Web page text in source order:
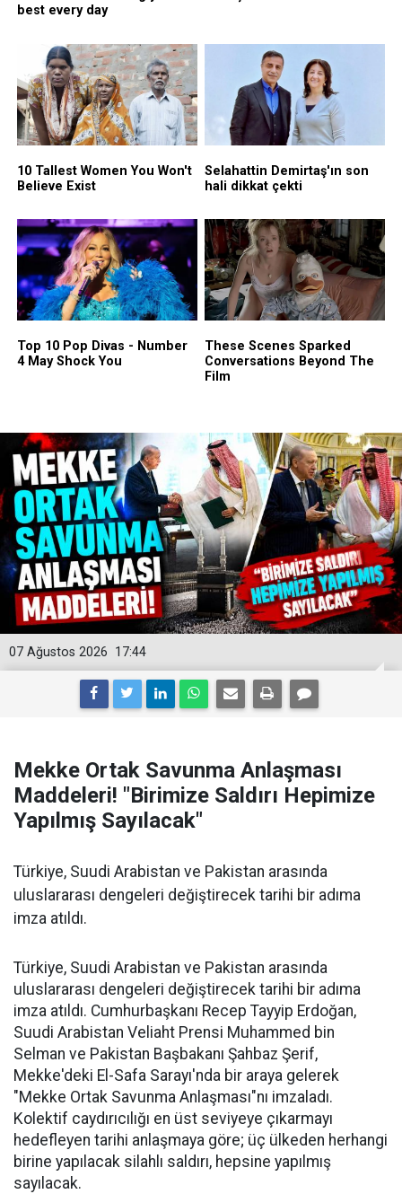
17:44
07 Ağustos 2026
Mekke Ortak Savunma Anlaşması
Maddeleri! "Birimize Saldırı Hepimize
Yapılmış Sayılacak"
Türkiye, Suudi Arabistan ve Pakistan arasında
uluslararası dengeleri değiştirecek tarihi bir adıma
imza atıldı.
Türkiye, Suudi Arabistan ve Pakistan arasında
uluslararası dengeleri değiştirecek tarihi bir adıma
imza atıldı. Cumhurbaşkanı Recep Tayyip Erdoğan,
Suudi Arabistan Veliaht Prensi Muhammed bin
Selman ve Pakistan Başbakanı Şahbaz Şerif,
Mekke'deki El-Safa Sarayı'nda bir araya gelerek
"Mekke Ortak Savunma Anlaşması"nı imzaladı.
Kolektif caydırıcılığı en üst seviyeye çıkarmayı
hedefleyen tarihi anlaşmaya göre; üç ülkeden herhangi
birine yapılacak silahlı saldırı, hepsine yapılmış
sayılacak.